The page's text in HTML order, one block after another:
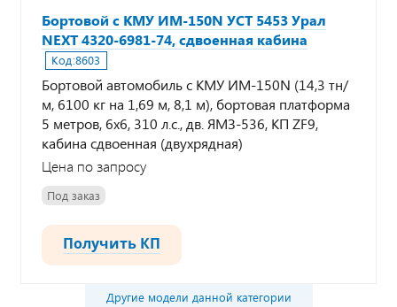
Бортовой с КМУ ИМ-150N УСТ 5453 Урал
NEXT 4320-6981-74, сдвоенная кабина
Код:8603
Бортовой автомобиль с КМУ ИМ-150N (14,3 тн/
м, 6100 кг на 1,69 м, 8,1 м), бортовая платформа
5 метров, 6х6, 310 л.с., дв. ЯМЗ-536, КП ZF9,
кабина сдвоенная (двухрядная)
Цена по запросу
Под заказ
Получить КП
Другие модели данной категории